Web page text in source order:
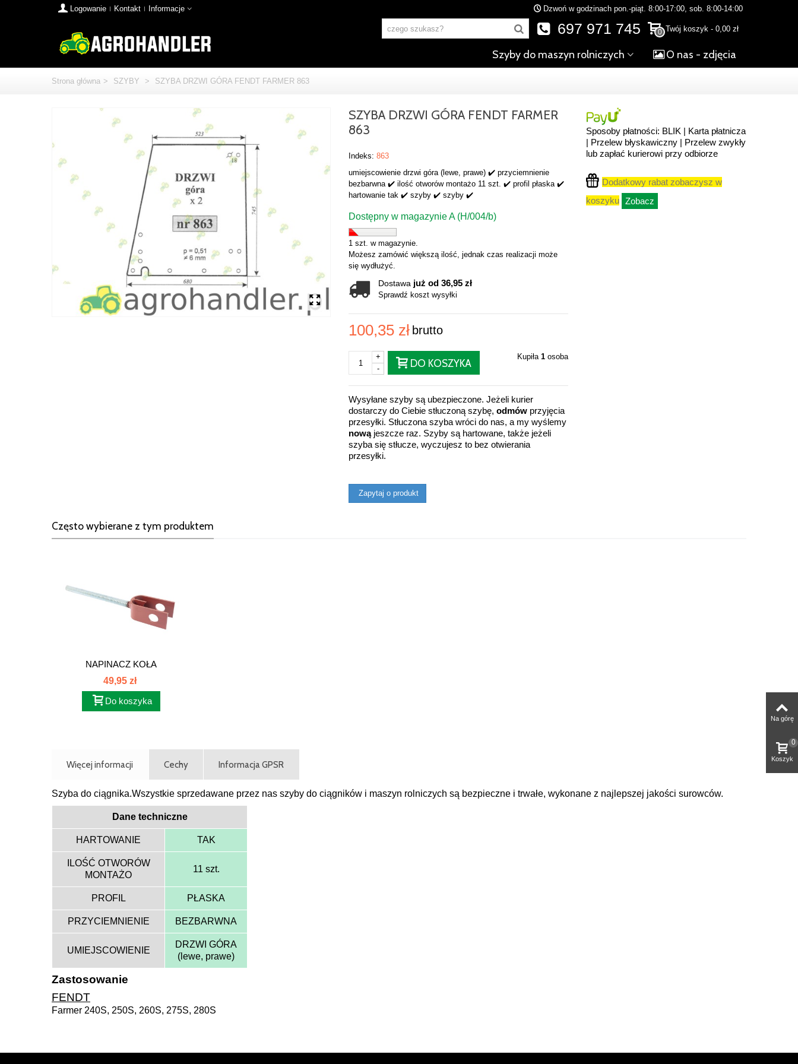
Logowanie Kontakt Informacje Dzwoń w godzinach pon.-piąt. 8:00-17:00, sob. 8:00-14:00
0 Twój koszyk - 0,00 zł
697 971 745
Szyby do maszyn rolniczych O nas - zdjęcia
Strona główna > SZYBY > SZYBA DRZWI GÓRA FENDT FARMER 863
SZYBA DRZWI GÓRA FENDT FARMER
863
Indeks: 863
umiejscowienie drzwi góra (lewe, prawe) ✔️ przyciemnienie
bezbarwna ✔️ ilość otworów montażo 11 szt. ✔️ profil płaska ✔️
hartowanie tak ✔️ szyby ✔️ szyby ✔️
Dostępny w magazynie A (H/004/b)
1 szt. w magazynie.
Możesz zamówić większą ilość, jednak czas realizacji może
się wydłużyć.
Dostawa już od 36,95 zł
Sprawdź koszt wysyłki
100,35 zł brutto
-
+
DO KOSZYKA
Kupiła 1osoba
Wysyłane szyby są ubezpieczone. Jeżeli kurier
dostarczy do Ciebie stłuczoną szybę, odmów przyjęcia
przesyłki. Stłuczona szyba wróci do nas, a my wyślemy
nowąjeszcze raz. Szyby są hartowane, także jeżeli
szyba się stłucze, wyczujesz to bez otwierania
przesyłki.
Zapytaj o produkt
Sposoby płatności: BLIK | Karta płatnicza
| Przelew błyskawiczny | Przelew zwykły
lub zapłać kurierowi przy odbiorze
Dodatkowy rabat zobaczysz w
koszyku Zobacz
Często wybierane z tym produktem
NAPINACZ KOŁA
GNIAZDOWEGO...
49,95 zł
Do koszyka
Więcej informacji Cechy Informacja GPSR
Szyba do ciągnika.Wszystkie sprzedawane przez nas szyby do ciągników i maszyn rolniczych są bezpieczne i trwałe, wykonane z najlepszej jakości surowców.
Dane techniczne
HARTOWANIE TAK
ILOŚĆ OTWORÓW
MONTAŻO
11 szt.
PROFIL PŁASKA
PRZYCIEMNIENIE BEZBARWNA
UMIEJSCOWIENIE
DRZWI GÓRA
(lewe, prawe)
Zastosowanie
FENDT
Farmer 240S, 250S, 260S, 275S, 280S
Na górę
Koszyk
0